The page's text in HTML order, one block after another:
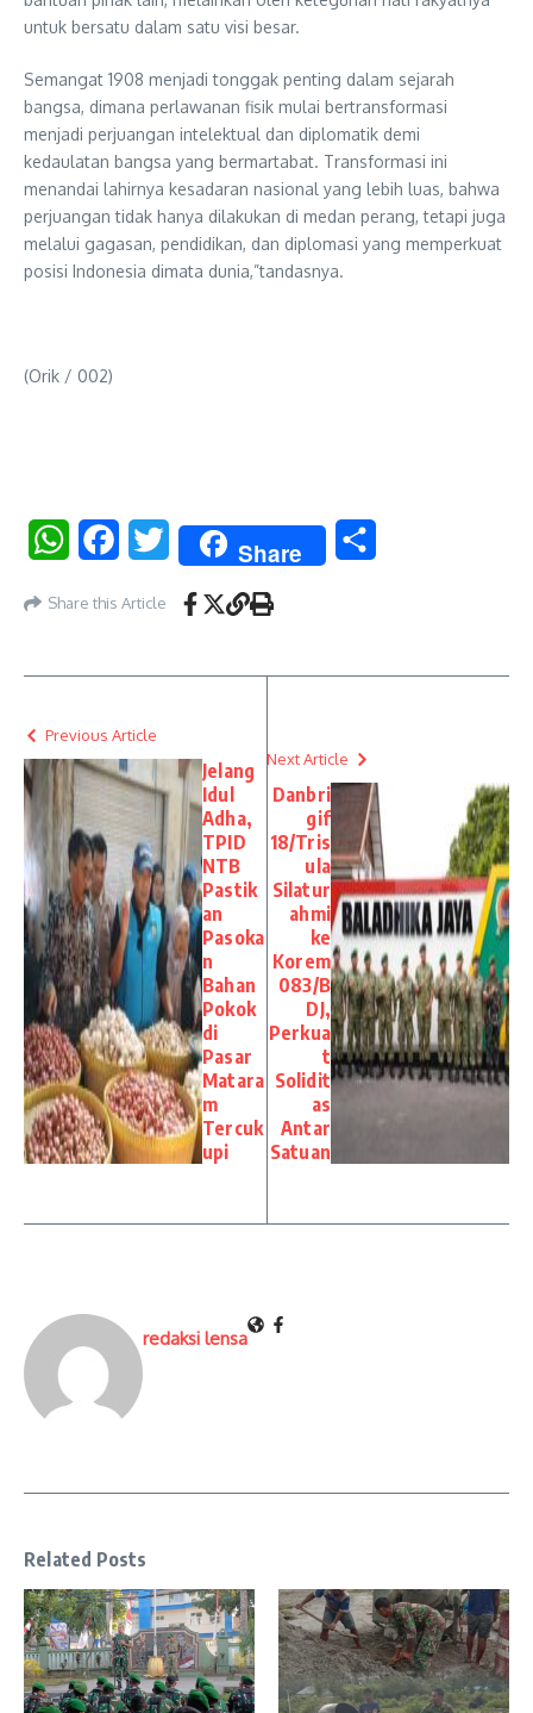
untuk bersatu dalam satu visi besar.
Semangat 1908 menjadi tonggak penting dalam sejarah
bangsa, dimana perlawanan fisik mulai bertransformasi
menjadi perjuangan intelektual dan diplomatik demi
kedaulatan bangsa yang bermartabat. Transformasi ini
menandai lahirnya kesadaran nasional yang lebih luas, bahwa
perjuangan tidak hanya dilakukan di medan perang, tetapi juga
melalui gagasan, pendidikan, dan diplomasi yang memperkuat
posisi Indonesia dimata dunia,”tandasnya.
(Orik / 002)
WhatsAppFacebookTwitter Share
Share this Article
Previous Article
Jelang
Idul
Adha,
TPID
NTB
Pastik
an
Pasoka
n
Bahan
Pokok
di
Pasar
Matara
m
Tercuk
upi
Next Article
Danbri
gif
18/Tris
ula
Silatur
ahmi
ke
Korem
083/B
DJ,
Perkua
t
Solidit
as
Antar
Satuan
redaksi lensa
Related Posts